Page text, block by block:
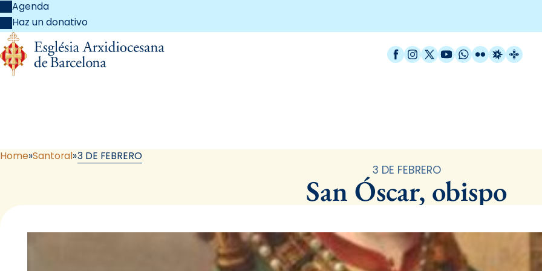
Agenda
Haz un donativo
Facebook
Instagram
X / Twitter
YouTube
WhatsApp
FlickrRadio
Home Santoral 3 DE FEBRERO
3 DE FEBRERO
San Óscar, obispo